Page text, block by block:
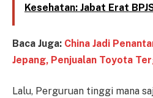
Kesehatan: Jabat Erat
Baca Juga: China Jadi
Jepang, Penjualan Toyota
Lalu, Perguruan tinggi mana